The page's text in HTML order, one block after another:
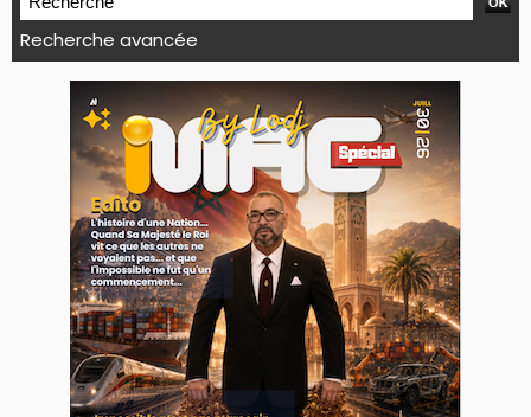
Recherche avancée